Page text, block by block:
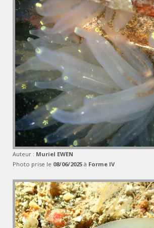
Auteur : Muriel EWEN
Photo prise le 08/06/2025 à Forme IV